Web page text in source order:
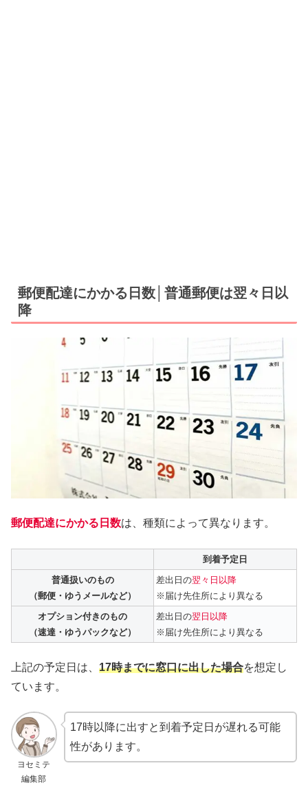
郵便配達にかかる日数│普通郵便は翌々日以
降
郵便配達にかかる日数は、種類によって異なります。
到着予定日
普通扱いのもの
（郵便・ゆうメールなど）
差出日の翌々日以降
※届け先住所により異なる
オプション付きのもの
（速達・ゆうパックなど）
差出日の翌日以降
※届け先住所により異なる
上記の予定日は、 17時までに窓口に出した場合を想定し
ています。
ヨセミテ
編集部
17時以降に出すと到着予定日が遅れる可能
性があります。